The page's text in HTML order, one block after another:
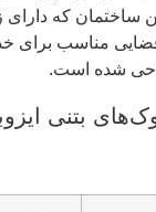
مناسب برای
شده است.
بتنی